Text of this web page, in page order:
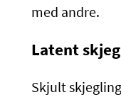
med andre.
Latent
Skjult